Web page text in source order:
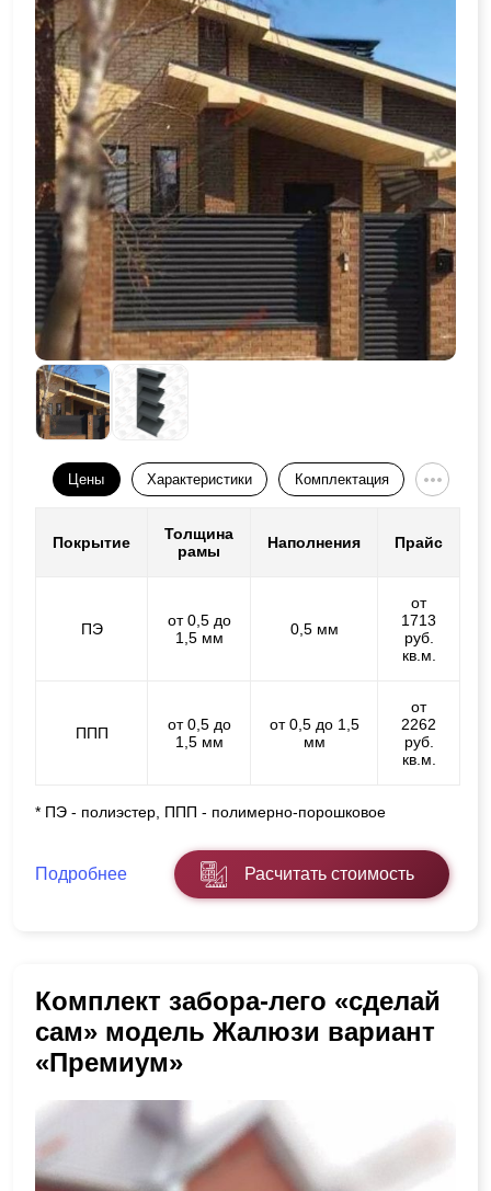
Цены Характеристики Комплектация
Покрытие
Толщина
рамы
Наполнения Прайс
ПЭ
от 0,5 до
1,5 мм
0,5 мм
от
1713
руб.
кв.м.
ППП
от 0,5 до
1,5 мм
от 0,5 до 1,5
мм
от
2262
руб.
кв.м.
* ПЭ - полиэстер, ППП - полимерно-порошковое
Подробнее Расчитать стоимость
Комплект забора-лего «сделай
сам» модель Жалюзи вариант
«Премиум»